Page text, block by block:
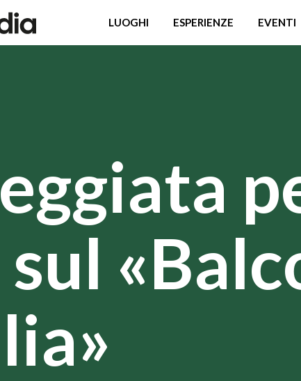
LUOGHI ESPERIENZE EVENTI